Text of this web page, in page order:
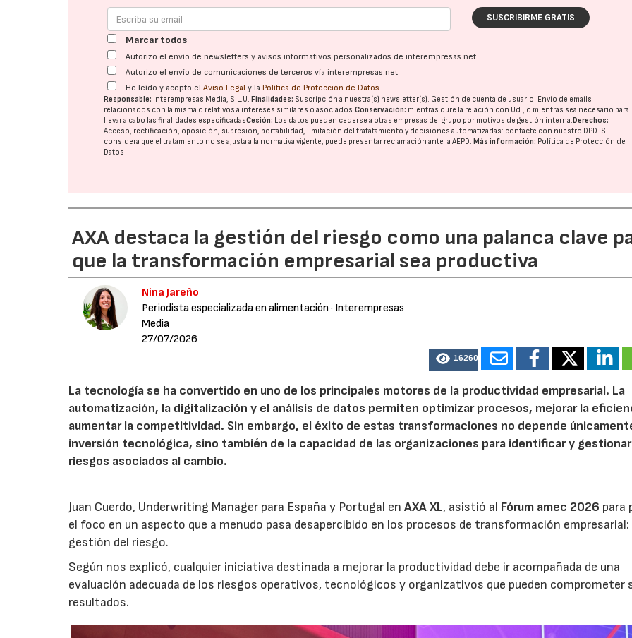
SUSCRIBIRME GRATIS
Marcar todos
Autorizo el envío de newsletters y avisos informativos personalizados de interempresas.net
Autorizo el envío de comunicaciones de terceros vía interempresas.net
He leído y acepto elAviso Legal y la Política de Protección de Datos
Responsable: Interempresas Media, S.L.U. Finalidades: Suscripción a nuestra(s) newsletter(s). Gestión de cuenta de usuario. Envío de emails
relacionados con la misma o relativos a intereses similares o asociados.Conservación: mientras dure la relación con Ud., o mientras sea necesario para
llevar a cabo las finalidades especificadasCesión: Los datos pueden cederse a otras empresas del grupo por motivos de gestión interna. Derechos:
Acceso, rectificación, oposición, supresión, portabilidad, limitación del tratatamiento y decisiones automatizadas: contacte con nuestro DPD. Si
considera que el tratamiento no se ajusta a la normativa vigente, puede presentar reclamación ante laAEPD. Más información: Política de Protección de
Datos
AXA destaca la gestión del riesgo como una palanca clave
que la transformación empresarial sea productiva
Nina Jareño
Periodista especializada en alimentación · Interempresas
Media
27/07/2026
16260
La tecnología se ha convertido en uno de los principales motores de la productividad empresarial. La
automatización, la digitalización y el análisis de datos permiten optimizar procesos, mejorar la
aumentar la competitividad. Sin embargo, el éxito de estas transformaciones no depende
inversión tecnológica, sino también de la capacidad de las organizaciones para identificar y
riesgos asociados al cambio.
Juan Cuerdo, Underwriting Manager para España y Portugal enAXA XL, asistió al Fórum amec 2026 para
el foco en un aspecto que a menudo pasa desapercibido en los procesos de transformación empresarial:
gestión del riesgo.
Según nos explicó, cualquier iniciativa destinada a mejorar la productividad debe ir acompañada de una
evaluación adecuada de los riesgos operativos, tecnológicos y organizativos que pueden comprometer
resultados.